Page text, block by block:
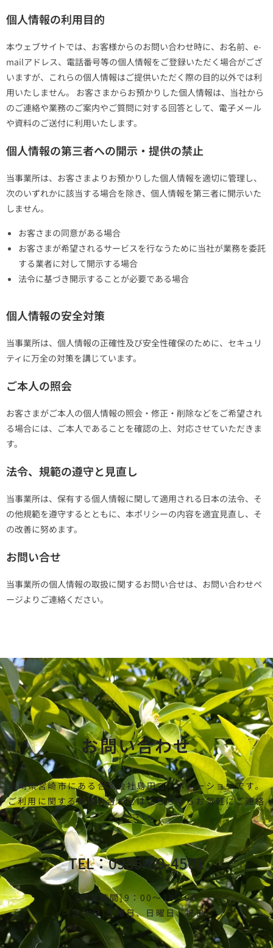
個人情報の利用目的
本ウェブサイトでは、お客様からのお問い合わせ時に、お名前、e-
mailアドレス、電話番号等の個人情報をご登録いただく場合がござ
いますが、これらの個人情報はご提供いただく際の目的以外では利
用いたしません。 お客さまからお預かりした個人情報は、当社から
のご連絡や業務のご案内やご質問に対する回答として、電子メール
や資料のご送付に利用いたします。
個人情報の第三者への開示・提供の禁止
当事業所は、お客さまよりお預かりした個人情報を適切に管理し、
次のいずれかに該当する場合を除き、個人情報を第三者に開示いた
しません。
お客さまの同意がある場合
お客さまが希望されるサービスを行なうために当社が業務を委託
する業者に対して開示する場合
法令に基づき開示することが必要である場合
個人情報の安全対策
当事業所は、個人情報の正確性及び安全性確保のために、セキュリ
ティに万全の対策を講じています。
ご本人の照会
お客さまがご本人の個人情報の照会・修正・削除などをご希望され
る場合には、ご本人であることを確認の上、対応させていただきま
す。
法令、規範の遵守と見直し
当事業所は、保有する個人情報に関して適用される日本の法令、そ
の他規範を遵守するとともに、本ポリシーの内容を適宜見直し、そ
の改善に努めます。
お問い合せ
当事業所の個人情報の取扱に関するお問い合せは、お問い合わせぺ
ージよりご連絡ください。
お問い合わせ
宮崎県宮崎市にある合同会社島田コーポレーションです。
ご利用に関するお問い合わせはこちらからお気軽にご連絡
ください。
TEL：0985-69-4501
[営業時間]9：00～18：00
[定休日]土曜日、日曜日、祝日